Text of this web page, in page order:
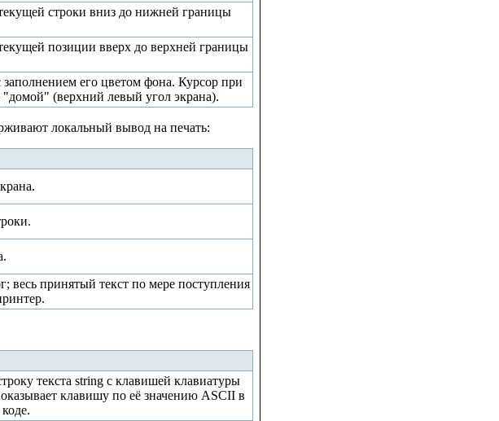
строки вниз до нижней границы
позиции вверх до верхней границы
заполнением его цветом фона. Курсор при
"домой" (верхний левый угол экрана).
локальный вывод на печать:
весь принятый текст по мере поступления
текста string с клавишей клавиатуры
клавишу по её значению ASCII в